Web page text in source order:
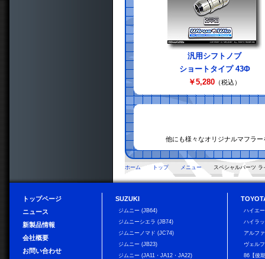
汎用シフトノブ
ショートタイプ 43Φ
￥5,280 （税込）
他にも様々なオリジナルマフラ
ホーム トップ メニュー スペシャルパーツ ラ
トップページ
ニュース
新製品情報
会社概要
お問い合わせ
SUZUKI
ジムニー (JB64)
ジムニーシエラ (JB74)
ジムニーノマド (JC74)
ジムニー (JB23)
ジムニー (JA11・JA12・JA22)
ハイエ
ハイラ
アルフ
ヴェル
86【後